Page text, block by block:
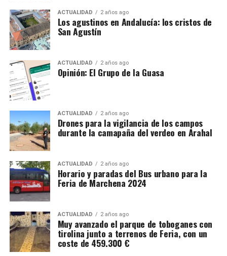
ACTUALIDAD 2 años ago
Los agustinos en Andalucía: los cristos de
San Agustín
ACTUALIDAD 2 años ago
Opinión: El Grupo de la Guasa
ACTUALIDAD 2 años ago
Drones para la vigilancia de los campos
durante la camapaña del verdeo en Arahal
ACTUALIDAD 2 años ago
Horario y paradas del Bus urbano para la
Feria de Marchena 2024
ACTUALIDAD 2 años ago
Muy avanzado el parque de toboganes con
tirolina junto a terrenos de Feria, con un
coste de 459.300 €